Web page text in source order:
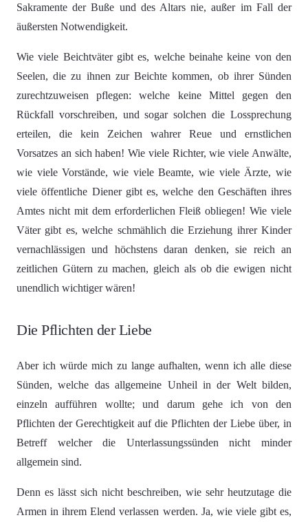
Sakramente der Buße und des Altars nie, außer im Fall der
äußersten Notwendigkeit.
Wie viele Beichtväter gibt es, welche beinahe keine von den
Seelen, die zu ihnen zur Beichte kommen, ob ihrer Sünden
zurechtzuweisen pflegen: welche keine Mittel gegen den
Rückfall vorschreiben, und sogar solchen die Lossprechung
erteilen, die kein Zeichen wahrer Reue und ernstlichen
Vorsatzes an sich haben! Wie viele Richter, wie viele Anwälte,
wie viele Vorstände, wie viele Beamte, wie viele Ärzte, wie
viele öffentliche Diener gibt es, welche den Geschäften ihres
Amtes nicht mit dem erforderlichen Fleiß obliegen! Wie viele
Väter gibt es, welche schmählich die Erziehung ihrer Kinder
vernachlässigen und höchstens daran denken, sie reich an
zeitlichen Gütern zu machen, gleich als ob die ewigen nicht
unendlich wichtiger wären!
Die Pflichten der Liebe
Aber ich würde mich zu lange aufhalten, wenn ich alle diese
Sünden, welche das allgemeine Unheil in der Welt bilden,
einzeln aufführen wollte; und darum gehe ich von den
Pflichten der Gerechtigkeit auf die Pflichten der Liebe über, in
Betreff welcher die Unterlassungssünden nicht minder
allgemein sind.
Denn es lässt sich nicht beschreiben, wie sehr heutzutage die
Armen in ihrem Elend verlassen werden. Ja, wie viele gibt es,